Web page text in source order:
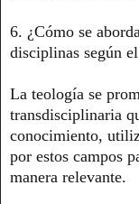
6. ¿Cómo se
disciplinas según
La teología se
transdisciplinaria
conocimiento,
por estos campos
manera relevante.